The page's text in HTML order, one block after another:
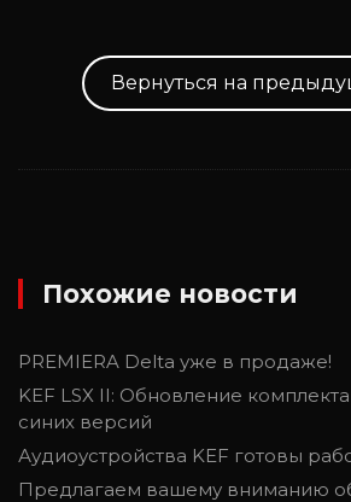
Вернуться на
Похожие новости
PREMIERA Delta уже в продаже!
KEF LSX II: Обновление
синих версий
Аудиоустройства KEF готовы
Предлагаем вашему вниманию